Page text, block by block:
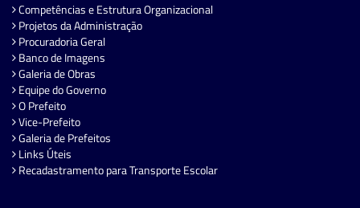
Competências e Estrutura Organizacional
Projetos da Administração
Procuradoria Geral
Banco de Imagens
Galeria de Obras
Equipe do Governo
O Prefeito
Vice-Prefeito
Galeria de Prefeitos
Links Úteis
Recadastramento para Transporte Escolar